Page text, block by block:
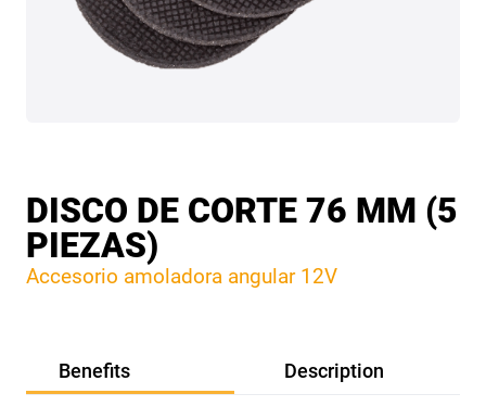
DISCO DE CORTE 76 MM (5
PIEZAS)
Accesorio amoladora angular 12V
Benefits Description